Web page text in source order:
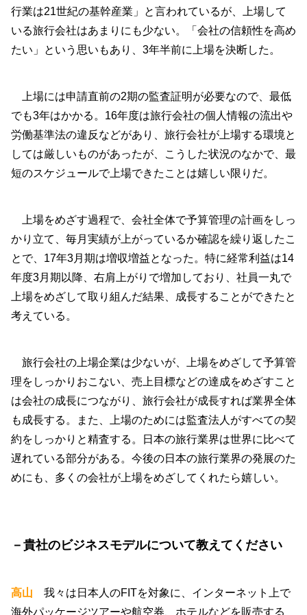
行業は21世紀の基幹産業」と言われているが、上場して
いる旅行会社はあまりにも少ない。「会社の信頼性を高め
たい」という思いもあり、3年半前に上場を決断した。
上場には申請直前の2期の監査証明が必要なので、最低
でも3年はかかる。16年度は旅行会社の個人情報の流出や
労働基準法の違反などがあり、旅行会社が上場する環境と
しては厳しいものがあったが、こうした状況のなかで、最
短のスケジュールで上場できたことは嬉しい限りだ。
上場をめざす過程で、会社全体で予算管理の計画をしっ
かり立て、毎月実績が上がっているか確認を繰り返したこ
とで、17年3月期は増収増益となった。特に経常利益は14
年度3月期以降、右肩上がりで増加しており、社員一丸で
上場をめざして取り組んだ結果、成長することができたと
考えている。
旅行会社の上場企業は少ないが、上場をめざして予算管
理をしっかりおこない、売上目標などの達成をめざすこと
は会社の成長につながり、旅行会社が成長すれば業界全体
も成長する。また、上場のためには監査法人がすべての契
約をしっかりと精査する。日本の旅行業界は世界に比べて
遅れている部分がある。今後の日本の旅行業界の発展のた
めにも、多くの会社が上場をめざしてくれたら嬉しい。
－貴社のビジネスモデルについて教えてください
高山 我々は日本人のFITを対象に、インターネット上で
海外パッケージツアーや航空券、ホテルなどを販売する